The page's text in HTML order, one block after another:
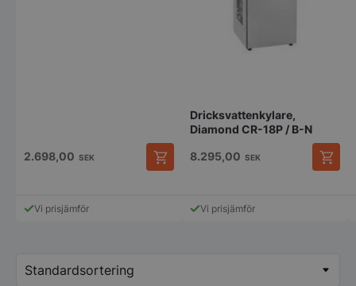
2.698,00 SEK
Vi prisjämför
Dricksvattenkylare,
Diamond CR-18P / B-N
8.295,00 SEK
Vi prisjämför